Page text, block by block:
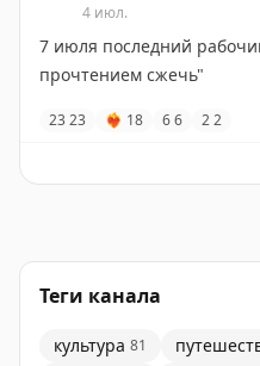
4 июл.
7 июля последний
прочтением сжечь"
2323 ❤‍🔥 18 66 22
Теги канала
культура 81